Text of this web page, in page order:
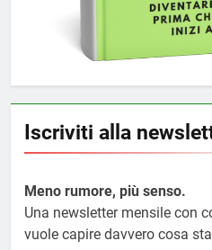
Iscriviti alla
Meno rumore, più senso.
Una newsletter mensile con
vuole capire davvero cosa